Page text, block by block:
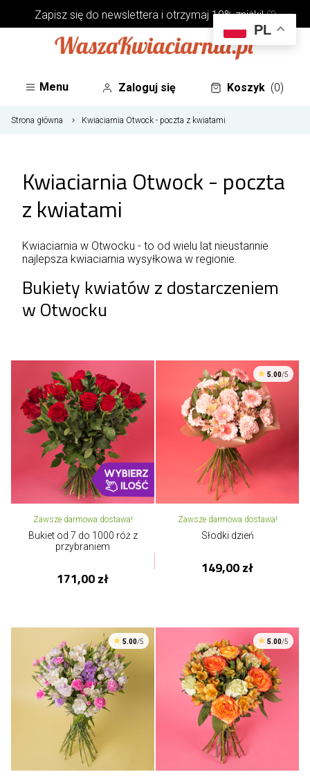
Zapisz się do newsletterai otrzymaj 10% zniżki! ♡
Menu Zaloguj się Koszyk (0)
Strona główna Kwiaciarnia Otwock - poczta z kwiatami
Kwiaciarnia Otwock - poczta
z kwiatami
Kwiaciarnia w Otwocku - to od wielu lat nieustannie
najlepsza kwiaciarnia wysyłkowa w regionie.
Bukiety kwiatów z dostarczeniem
w Otwocku
Zawsze darmowa dostawa!
Bukiet od 7 do 1000 róż z
przybraniem
171,00 zł
5.00/5
Zawsze darmowa dostawa!
Słodki dzień
149,00 zł
5.00/5 5.00/5
PL